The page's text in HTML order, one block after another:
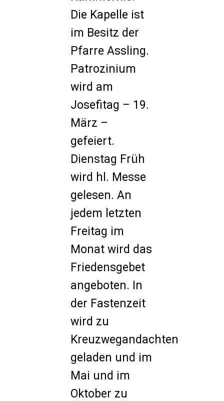
Die Kapelle ist
im Besitz der
Pfarre Assling.
Patrozinium
wird am
Josefitag – 19.
März –
gefeiert.
Dienstag Früh
wird hl. Messe
gelesen. An
jedem letzten
Freitag im
Monat wird das
Friedensgebet
angeboten. In
der Fastenzeit
wird zu
Kreuzwegandachten
geladen und im
Mai und im
Oktober zu